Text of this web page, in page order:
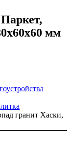
мм
гранит Хаски,